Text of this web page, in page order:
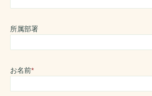
所属部署
お名前*